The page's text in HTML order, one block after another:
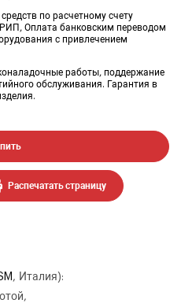
по расчетному счету
Оплата банковским переводом
с привлечением
работы, поддержание
обслуживания. Гарантия в
Распечатать страницу
, Италия):